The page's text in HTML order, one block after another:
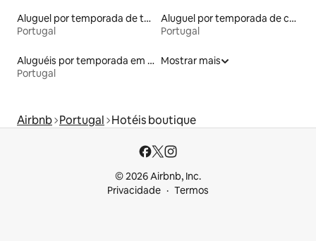
Aluguel por temporada de townhouses
Portugal
Aluguel por temporada de casas de veraneio
Portugal
Aluguéis por temporada em hotéis-fazenda
Portugal
Mostrar mais
Airbnb Portugal Hotéis boutique
© 2026 Airbnb, Inc.
Privacidade
Termos